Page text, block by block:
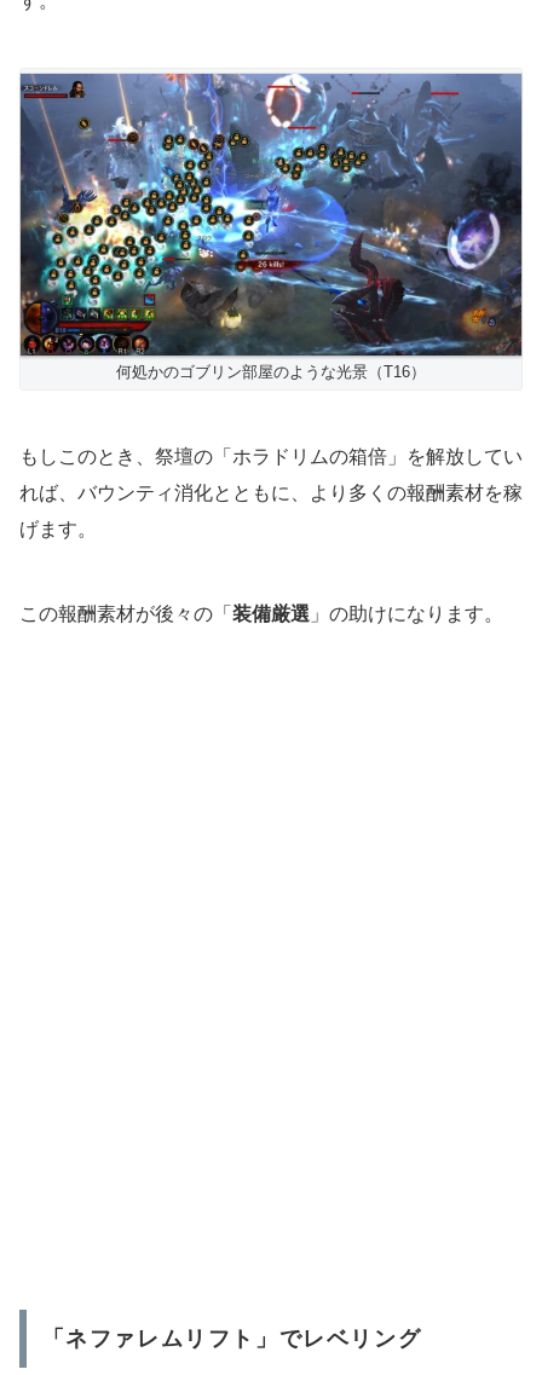
何処かのゴブリン部屋のような光景（T16）
もしこのとき、祭壇の「ホラドリムの箱倍」を解放してい
れば、バウンティ消化とともに、より多くの報酬素材を稼
げます。
この報酬素材が後々の「 装備厳選 」の助けになります。
「ネファレムリフト」でレベリング